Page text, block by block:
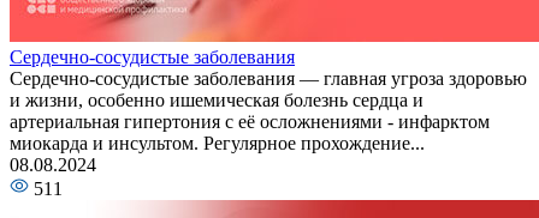
Сердечно-сосудистые заболевания
Сердечно-сосудистые заболевания — главная угроза здоровью
и жизни, особенно ишемическая болезнь сердца и
артериальная гипертония с её осложнениями - инфарктом
миокарда и инсультом. Регулярное прохождение...
08.08.2024
511